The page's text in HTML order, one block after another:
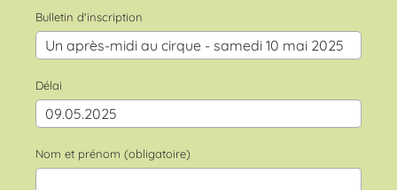
Bulletin d'inscription
Délai
Nom et prénom (obligatoire)